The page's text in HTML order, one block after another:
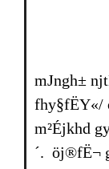
mJngh±
fhy§fËY«/
m²Éjkhd
´. öj®fË¬